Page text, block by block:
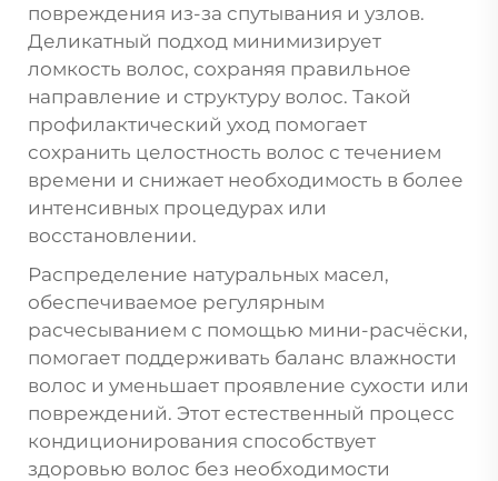
повреждения из-за спутывания и узлов.
Деликатный подход минимизирует
ломкость волос, сохраняя правильное
направление и структуру волос. Такой
профилактический уход помогает
сохранить целостность волос с течением
времени и снижает необходимость в более
интенсивных процедурах или
восстановлении.
Распределение натуральных масел,
обеспечиваемое регулярным
расчесыванием с помощью мини-расчёски,
помогает поддерживать баланс влажности
волос и уменьшает проявление сухости или
повреждений. Этот естественный процесс
кондиционирования способствует
здоровью волос без необходимости